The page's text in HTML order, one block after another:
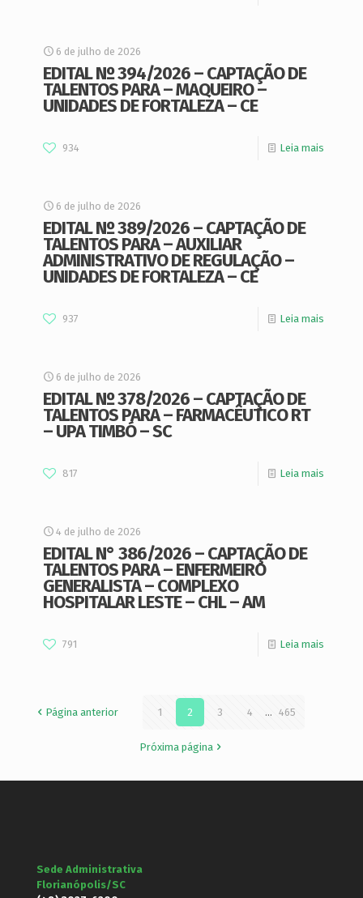
6 de julho de 2026
EDITAL Nº 394/2026 – CAPTAÇÃO DE
TALENTOS PARA – MAQUEIRO –
UNIDADES DE FORTALEZA – CE
934 Leia mais
6 de julho de 2026
EDITAL Nº 389/2026 – CAPTAÇÃO DE
TALENTOS PARA – AUXILIAR
ADMINISTRATIVO DE REGULAÇÃO –
UNIDADES DE FORTALEZA – CE
937 Leia mais
6 de julho de 2026
EDITAL Nº 378/2026 – CAPTAÇÃO DE
TALENTOS PARA – FARMACÊUTICO RT
– UPA TIMBÓ – SC
817 Leia mais
4 de julho de 2026
EDITAL N° 386/2026 – CAPTAÇÃO DE
TALENTOS PARA – ENFERMEIRO
GENERALISTA – COMPLEXO
HOSPITALAR LESTE – CHL – AM
791 Leia mais
Página anterior 1 2 3 4 ... 465
Próxima página
Sede Administrativa
Florianópolis/SC